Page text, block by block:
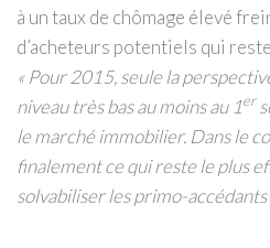
à un taux de chômage élevé
d’acheteurs potentiels qui
« Pour 2015, seule la
niveau très bas au moins au 1er
le marché immobilier. Dans le
finalement ce qui reste le plus
solvabiliser les primo-accédants